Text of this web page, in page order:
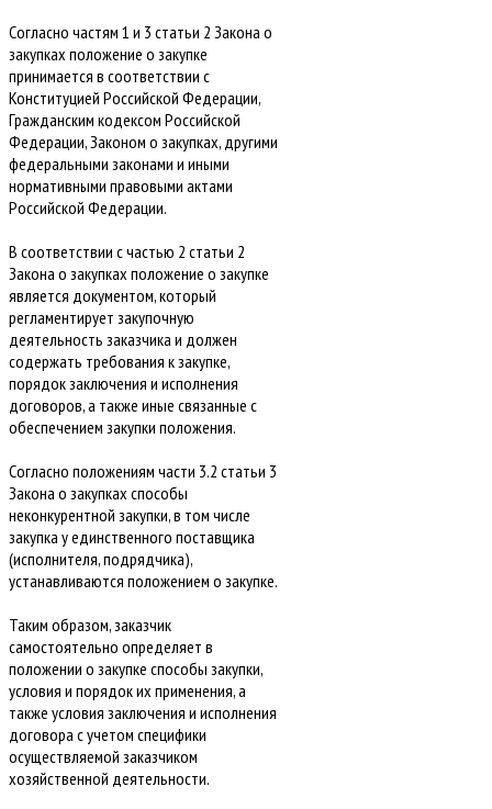
Согласно частям 1 и 3 статьи 2 Закона о
закупках положение о закупке
принимается в соответствии с
Конституцией Российской Федерации,
Гражданским кодексом Российской
Федерации, Законом о закупках, другими
федеральными законами и иными
нормативными правовыми актами
Российской Федерации.
В соответствии с частью 2 статьи 2
Закона о закупках положение о закупке
является документом, который
регламентирует закупочную
деятельность заказчика и должен
содержать требования к закупке,
порядок заключения и исполнения
договоров, а также иные связанные с
обеспечением закупки положения.
Согласно положениям части 3.2 статьи 3
Закона о закупках способы
неконкурентной закупки, в том числе
закупка у единственного поставщика
(исполнителя, подрядчика),
устанавливаются положением о закупке.
Таким образом, заказчик
самостоятельно определяет в
положении о закупке способы закупки,
условия и порядок их применения, а
также условия заключения и исполнения
договора с учетом специфики
осуществляемой заказчиком
хозяйственной деятельности.